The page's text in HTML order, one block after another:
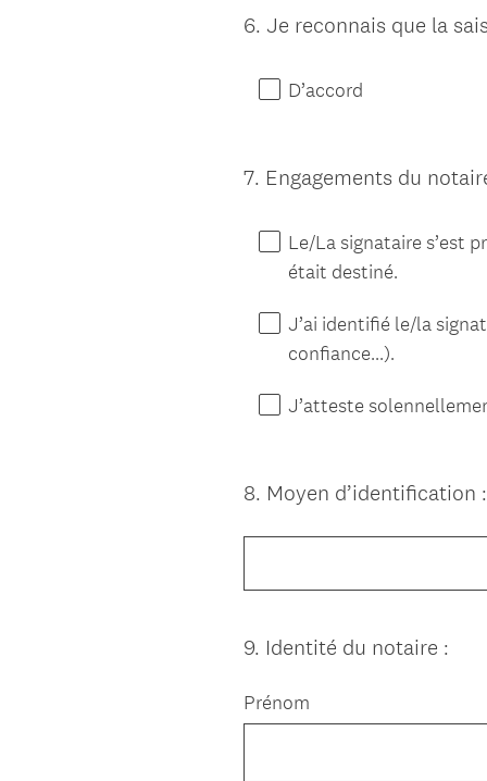
Question
6. Je reconnais que la
D’accord
Question
7. Engagements du
Le/La signataire s’est
était destiné.
J’ai identifié le/la
confiance...).
J’atteste
Question
8. Moyen d’identification :
Question
9. Identité du notaire :
Prénom